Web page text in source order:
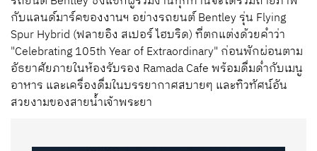
กับแลนด์มาร์คของงานฯ อย่างรถยนต์ Bentley รุ่น Flying
Spur Hybrid (ฟลายอิง สเปอร์ ไฮบริด) ที่ตกแต่งด้วยคำว่า
"Celebrating 105th Year of Extraordinary" ก่อนพักผ่อนตาม
อัธยาศัยภายในห้องรับรอง Ramada Cafe พร้อมดื่มด่ำกับเมนู
อาหาร และเครื่องดื่มในบรรยากาศสบายๆ และทิวทัศน์อัน
สวยงามของสายน้ำเจ้าพระยา